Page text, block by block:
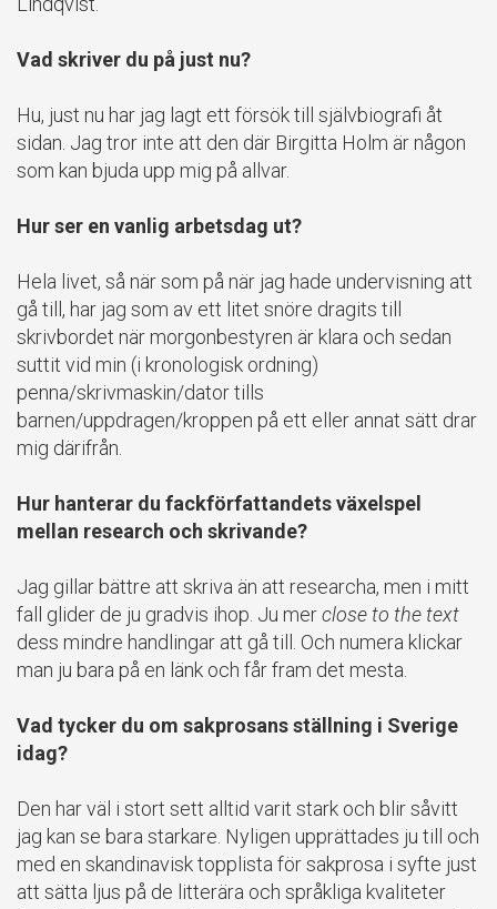
Vad skriver du på just nu?
Hu, just nu har jag lagt ett försök till självbiografi åt
sidan. Jag tror inte att den där Birgitta Holm är någon
som kan bjuda upp mig på allvar.
Hur ser en vanlig arbetsdag ut?
Hela livet, så när som på när jag hade undervisning att
gå till, har jag som av ett litet snöre dragits till
skrivbordet när morgonbestyren är klara och sedan
suttit vid min (i kronologisk ordning)
penna/skrivmaskin/dator tills
barnen/uppdragen/kroppen på ett eller annat sätt drar
mig därifrån.
Hur hanterar du fackförfattandets växelspel
mellan research och skrivande?
Jag gillar bättre att skriva än att researcha, men i mitt
fall glider de ju gradvis ihop. Ju merclose to the text
dess mindre handlingar att gå till. Och numera klickar
man ju bara på en länk och får fram det mesta.
Vad tycker du om sakprosans ställning i Sverige
idag?
Den har väl i stort sett alltid varit stark och blir såvitt
jag kan se bara starkare. Nyligen upprättades ju till och
med en skandinavisk topplista för sakprosa i syfte just
att sätta ljus på de litterära och språkliga kvaliteter